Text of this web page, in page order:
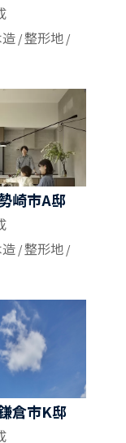
整形地
崎市A邸
整形地
倉市K邸